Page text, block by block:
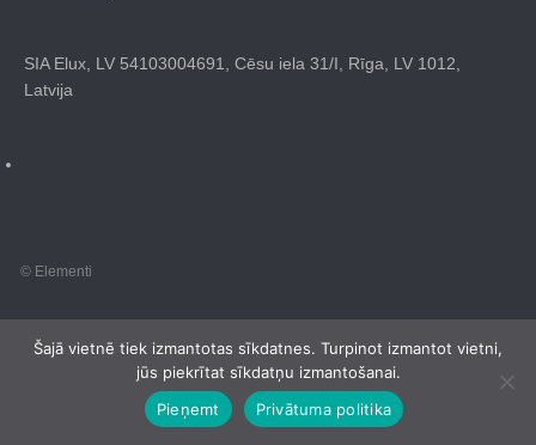
SIA Elux, LV 54103004691, Cēsu iela 31/I, Rīga, LV 1012,
Latvija
© Elementi
Šajā vietnē tiek izmantotas sīkdatnes. Turpinot izmantot vietni,
jūs piekrītat sīkdatņu izmantošanai.
Pieņemt
Privātuma politika